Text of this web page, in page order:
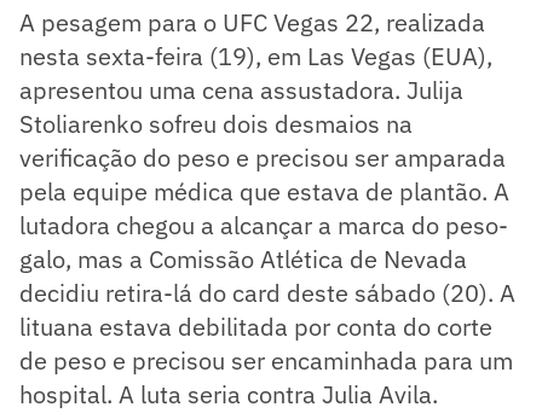
A pesagem para o UFC Vegas 22, realizada
nesta sexta-feira (19), em Las Vegas (EUA),
apresentou uma cena assustadora. Julija
Stoliarenko sofreu dois desmaios na
verificação do peso e precisou ser amparada
pela equipe médica que estava de plantão. A
lutadora chegou a alcançar a marca do peso-
galo, mas a Comissão Atlética de Nevada
decidiu retira-lá do card deste sábado (20). A
lituana estava debilitada por conta do corte
de peso e precisou ser encaminhada para um
hospital. A luta seria contra Julia Avila.